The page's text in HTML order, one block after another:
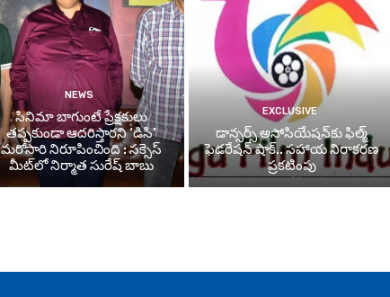
NEWS
సినిమా బాగుంటే ప్రేక్షకులు
తప్పకుండా ఆదరిస్తారని ‘డిసి’
మరోసారి నిరూపించింది : సక్సెస్
మీట్‌లో నిర్మాత సురేష్ బాబు
EXCLUSIVE
డాన్సర్స్ అసోసియేషన్‌కు ఫిల్మ్
ఫెడరేషన్ షాక్.. సహాయ నిరాకరణ
ప్రకటింపు